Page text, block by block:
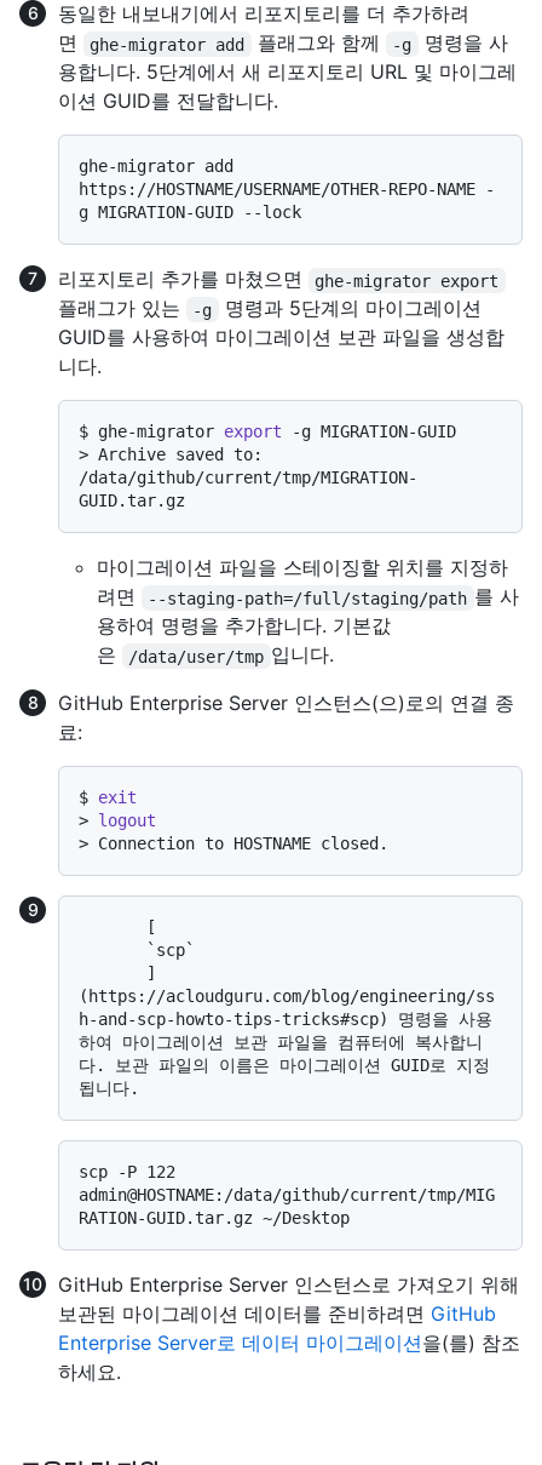
동일한 내보내기에서 리포지토리를 더 추가하려
면
ghe-migrator add 플래그와 함께 -g
명령을 사
용합니다. 5단계에서 새 리포지토리 URL 및 마이그레
이션 GUID를 전달합니다.
ghe-migrator add
https://HOSTNAME/USERNAME/OTHER-REPO-NAME -
리포지토리 추가를 마쳤으면 ghe-migrator export
플래그가 있는 -g
명령과 5단계의 마이그레이션
GUID를 사용하여 마이그레이션 보관 파일을 생성합
니다.
$ ghe-migrator export -g MIGRATION-GUID
> Archive saved to:
/data/github/current/tmp/MIGRATION-
GUID.tar.gz
마이그레이션 파일을 스테이징할 위치를 지정하
려면
--staging-path=/full/staging/path 를 사
용하여 명령을 추가합니다. 기본값
은
/data/user/tmp 입니다.
GitHub Enterprise Server 인스턴스(으)로의 연결 종
료:
$ exit
> logout
> Connection to HOSTNAME closed.
(https://acloudguru.com/blog/engineering/ss
h-and-scp-howto-tips-tricks#scp) 명령을 사용
하여 마이그레이션 보관 파일을 컴퓨터에 복사합니
다. 보관 파일의 이름은 마이그레이션 GUID로 지정
scp -P 122
admin@HOSTNAME:/data/github/current/tmp/MIG
GitHub Enterprise Server 인스턴스로 가져오기 위해
보관된 마이그레이션 데이터를 준비하려면 GitHub
Enterprise Server로 데이터 마이그레이션을(를) 참조
하세요.